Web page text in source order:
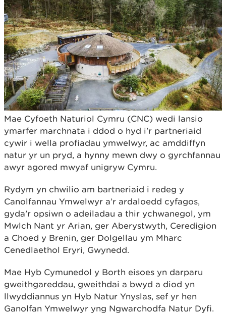
Mae Cyfoeth Naturiol Cymru (CNC) wedi lansio
ymarfer marchnata i ddod o hyd i'r partneriaid
cywir i wella profiadau ymwelwyr, ac amddiffyn
natur yr un pryd, a hynny mewn dwy o gyrchfannau
awyr agored mwyaf unigryw Cymru.
Rydym yn chwilio am bartneriaid i redeg y
Canolfannau Ymwelwyr a’r ardaloedd cyfagos,
gyda’r opsiwn o adeiladau a thir ychwanegol, ym
Mwlch Nant yr Arian, ger Aberystwyth, Ceredigion
a Choed y Brenin, ger Dolgellau ym Mharc
Cenedlaethol Eryri, Gwynedd.
Mae Hyb Cymunedol y Borth eisoes yn darparu
gweithgareddau, gweithdai a bwyd a diod yn
llwyddiannus yn Hyb Natur Ynyslas, sef yr hen
Ganolfan Ymwelwyr yng Ngwarchodfa Natur Dyfi.